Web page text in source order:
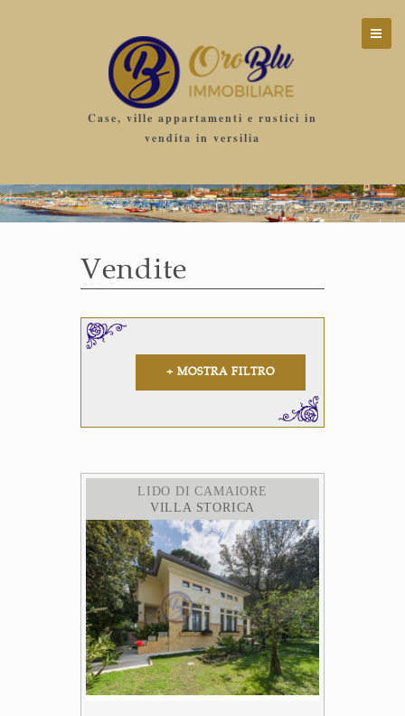
Case, ville appartamenti e rustici in
vendita in versilia
Vendite
+ MOSTRA FILTRO
LIDO DI CAMAIORE
VILLA STORICA